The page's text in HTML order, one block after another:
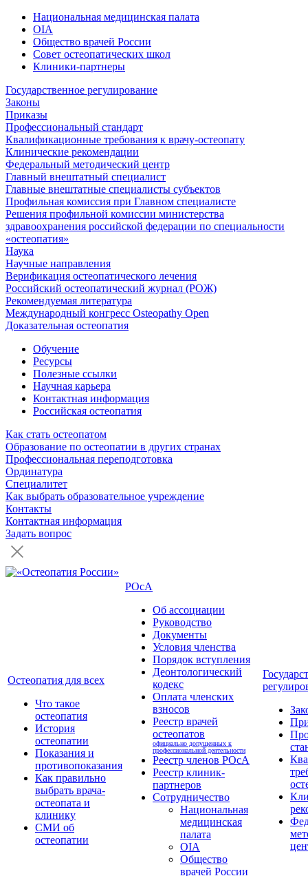
Национальная медицинская палата
OIA
Общество врачей России
Совет остеопатических школ
Клиники-партнеры
Государственное регулирование
Законы
Приказы
Профессиональный стандарт
Квалификационные требования к врачу-остеопату
Клинические рекомендации
Федеральный методический центр
Главный внештатный специалист
Главные внештатные специалисты субъектов
Профильная комиссия при Главном специалисте
Решения профильной комиссии министерства
здравоохранения российской федерации по специальности
«остеопатия»
Наука
Научные направления
Верификация остеопатического лечения
Российский остеопатический журнал (РОЖ)
Рекомендуемая литература
Международный конгресс Osteopathy Open
Доказательная остеопатия
Обучение
Ресурсы
Полезные ссылки
Научная карьера
Контактная информация
Российская остеопатия
Как стать остеопатом
Образование по остеопатии в других странах
Профессиональная переподготовка
Ординатура
Специалитет
Как выбрать образовательное учреждение
Контакты
Контактная информация
Задать вопрос
Остеопатия для всех
Что такое
остеопатия
История
остеопатии
Показания и
противопоказания
Как правильно
выбрать врача-
остеопата и
клинику
СМИ об
остеопатии
РОсА
Об ассоциации
Руководство
Документы
Условия членства
Порядок вступления
Деонтологический
кодекс
Оплата членских
взносов
Реестр врачей
остеопатов
официально допущенных к
профессиональной деятельности
Реестр членов РОсА
Реестр клиник-
партнеров
Сотрудничество
Национальная
медицинская
палата
OIA
Общество
врачей России